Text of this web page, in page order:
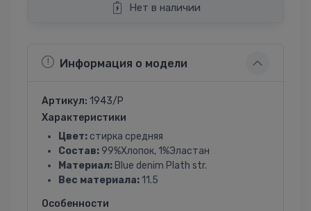
Нет в наличии
Информация о модели
Артикул: 1943/P
Характеристики
Цвет: стирка средняя
Состав: 99%Хлопок, 1%Эластан
Материал: Blue denim Plath str.
Вес материала: 11.5
Особенности